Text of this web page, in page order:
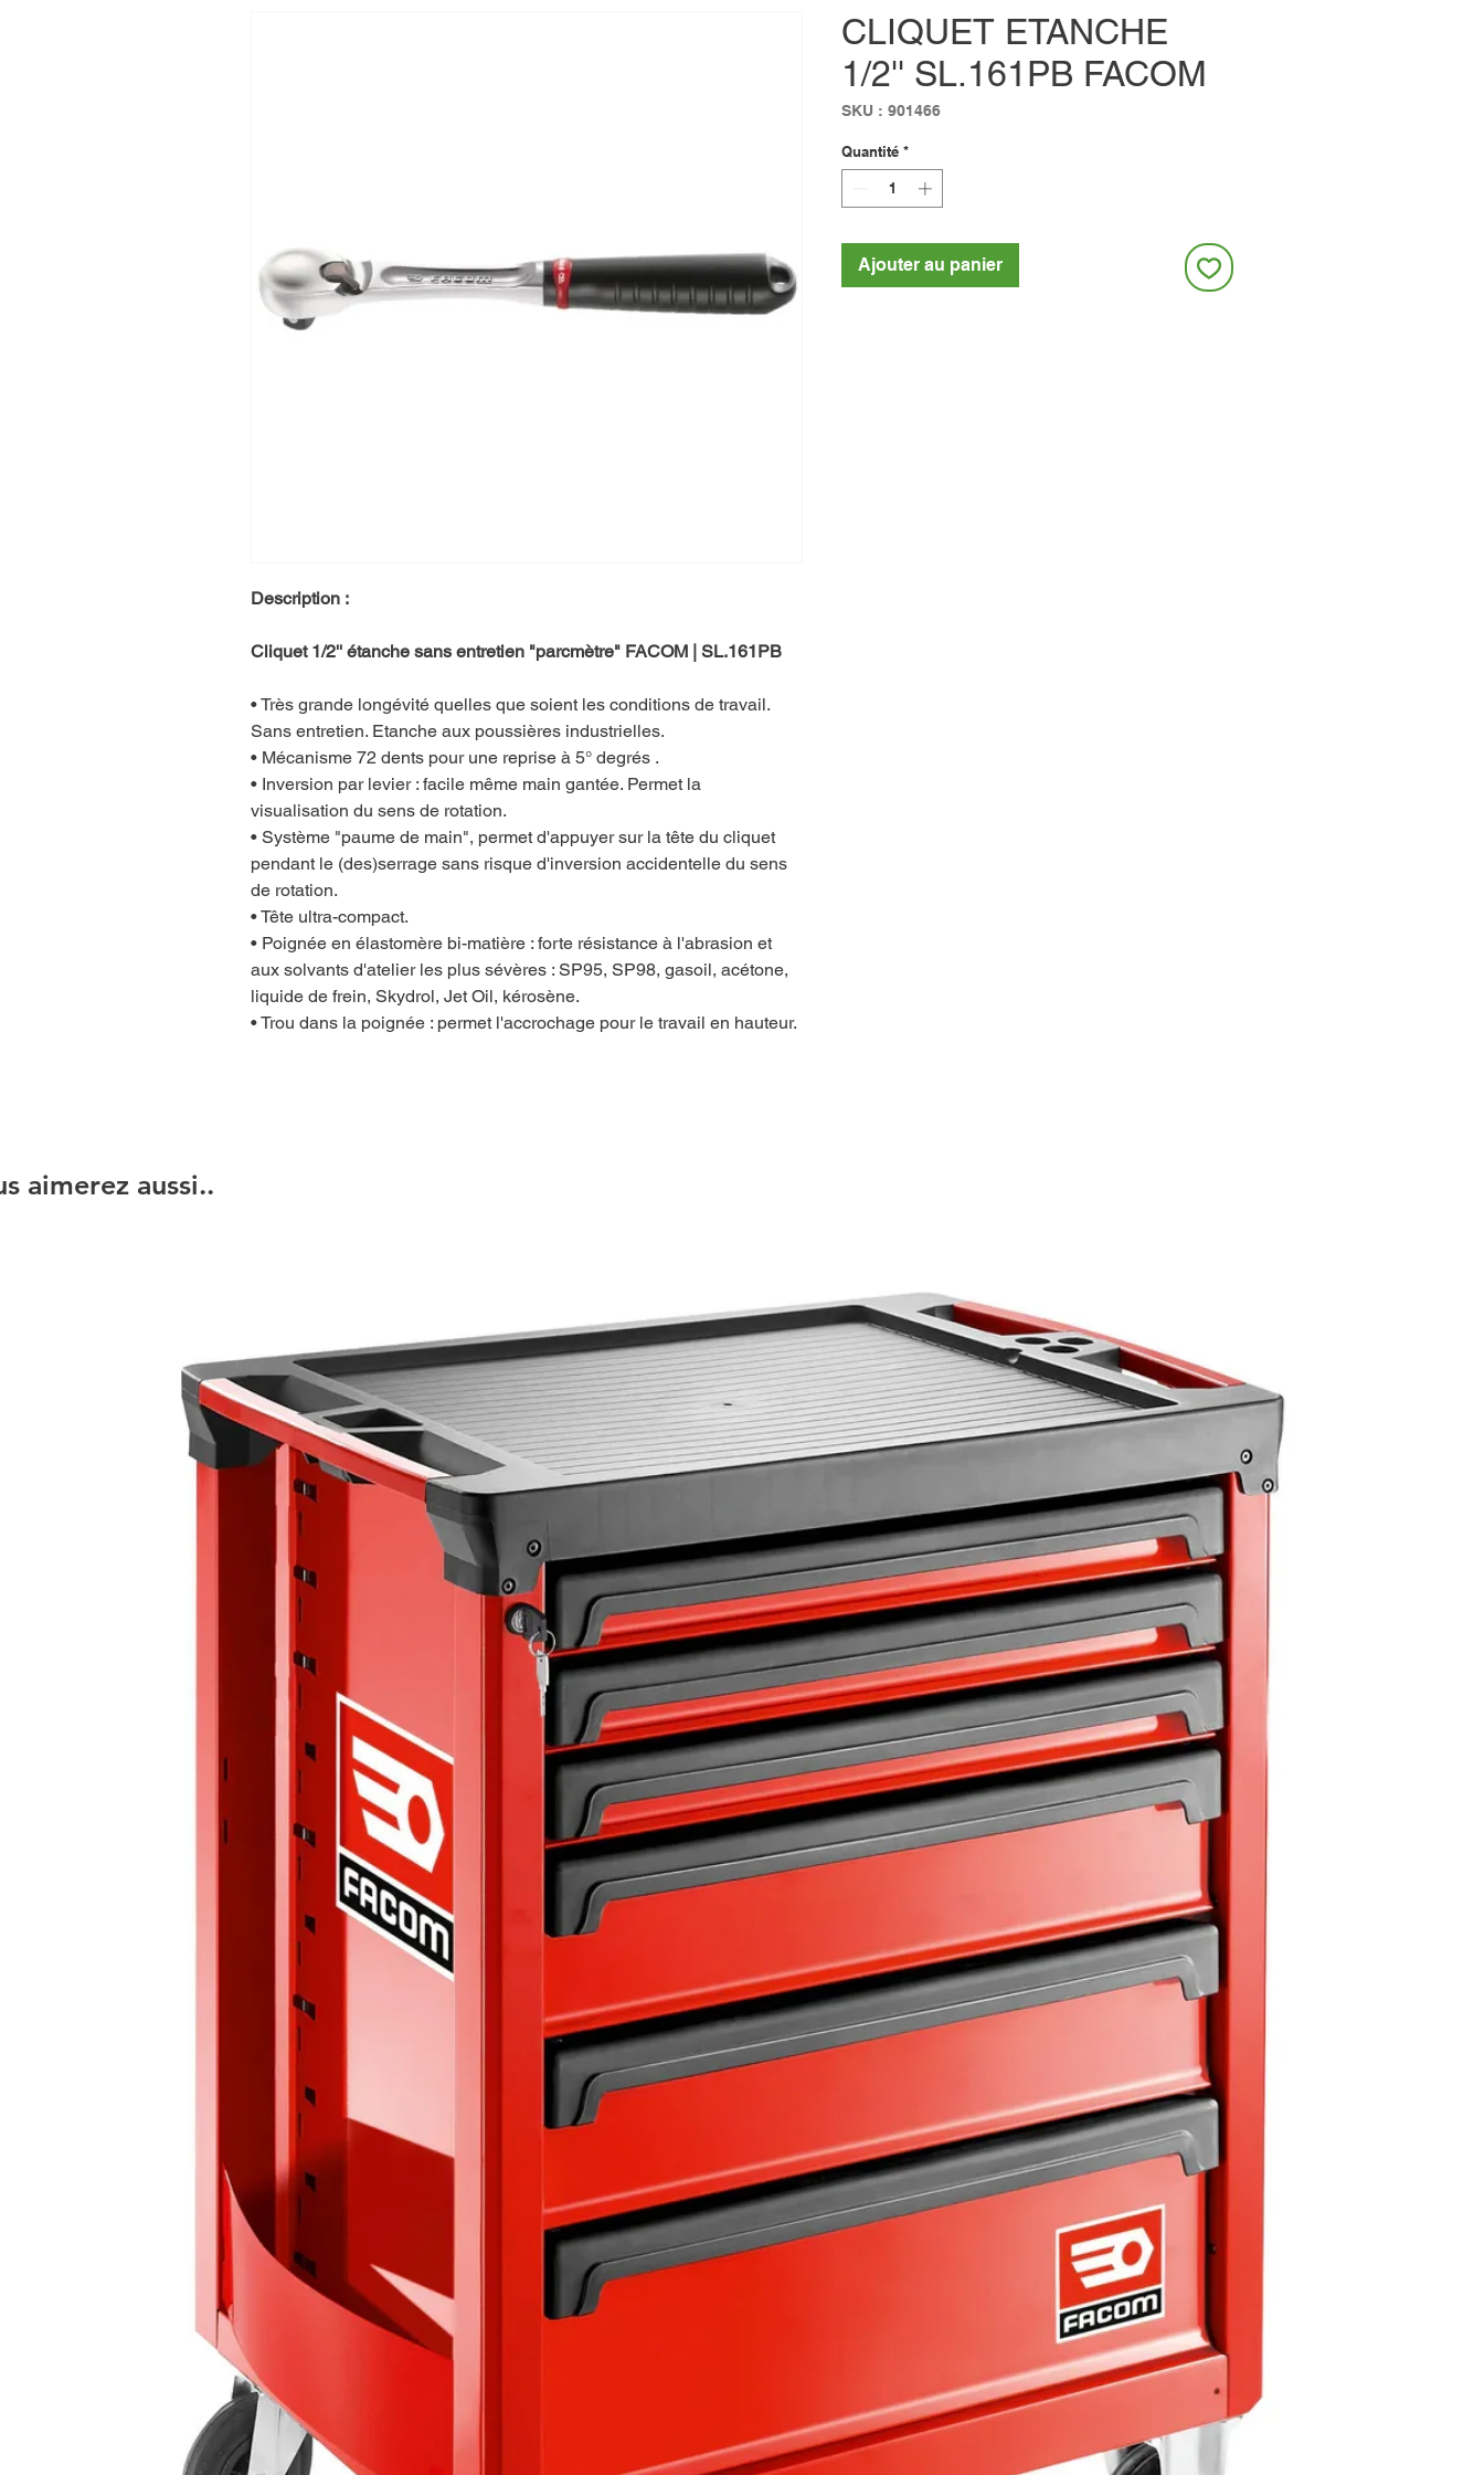
Description :
Cliquet 1/2'' étanche sans entretien "parcmètre" FACOM | SL.161PB
• Très grande longévité quelles que soient les conditions de travail.
Sans entretien. Etanche aux poussières industrielles.
• Mécanisme 72 dents pour une reprise à 5° degrés .
• Inversion par levier : facile même main gantée. Permet la
visualisation du sens de rotation.
• Système "paume de main", permet d'appuyer sur la tête du cliquet
pendant le (des)serrage sans risque d'inversion accidentelle du sens
de rotation.
• Tête ultra-compact.
• Poignée en élastomère bi-matière : forte résistance à l'abrasion et
aux solvants d'atelier les plus sévères : SP95, SP98, gasoil, acétone,
liquide de frein, Skydrol, Jet Oil, kérosène.
• Trou dans la poignée : permet l'accrochage pour le travail en hauteur.
CLIQUET ETANCHE
1/2'' SL.161PB FACOM
SKU : 901466
Quantité *
Ajouter au panier
aimerez aussi..